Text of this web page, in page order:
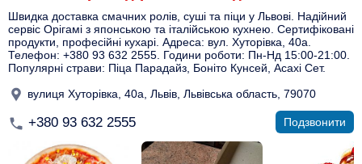
Швидка доставка смачних ролів, суші та піци у Львові. Надійний
сервіс Орігамі з японською та італійською кухнею. Сертифіковані
продукти, професійні кухарі. Адреса: вул. Хуторівка, 40а.
Телефон: +380 93 632 2555. Години роботи: Пн-Нд 15:00-21:00.
Популярні страви: Піца Парадайз, Боніто Кунсей, Асахі Сет.
вулиця Хуторівка, 40а, Львів, Львівська область, 79070
+380 93 632 2555 Подзвонити